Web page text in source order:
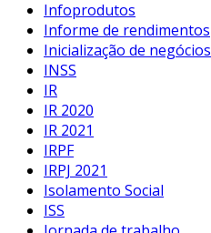
Infoprodutos
Informe de rendimentos
Inicialização de negócios
INSS
IR
IR 2020
IR 2021
IRPF
IRPJ 2021
Isolamento Social
ISS